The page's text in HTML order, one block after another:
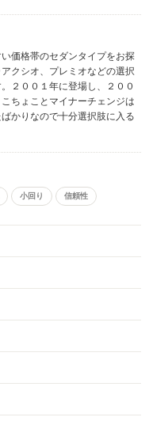
価格帯のセダンタイプをお探
クシオ、プレミオなどの選択
２００１年に登場し、２００
ちょことマイナーチェンジは
かりなので十分選択肢に入る
小回り 信頼性